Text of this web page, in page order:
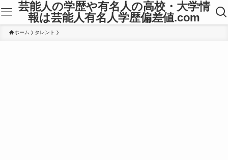
芸能人の学歴や有名人の高校・大学情
報は芸能人有名人学歴偏差値.com
ホーム タレント